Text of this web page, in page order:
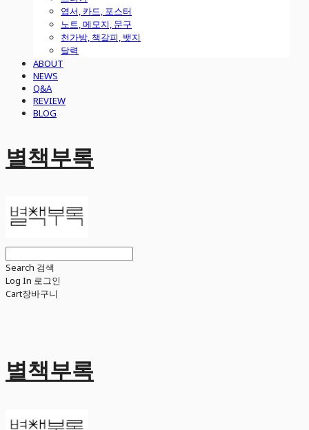
엽서, 카드, 포스터
노트, 메모지, 문구
천가방, 책갈피, 뱃지
달력
ABOUT
NEWS
Q&A
REVIEW
BLOG
별책부록
Search 검색
Log In 로그인
Cart장바구니
별책부록